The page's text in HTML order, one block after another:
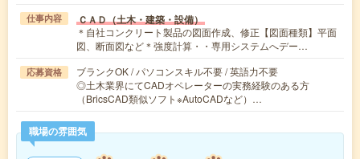
仕事内容 ＣＡＤ（土木・建築・設備）
＊自社コンクリート製品の図面作成、修正【図面種類】平面
図、断面図など＊強度計算・・専用システムへデー…
応募資格
ブランクOK / パソコンスキル不要 / 英語力不要
◎土木業界にてCADオペレーターの実務経験のある方
（BricsCAD類似ソフト※AutoCADなど）…
職場の雰囲気